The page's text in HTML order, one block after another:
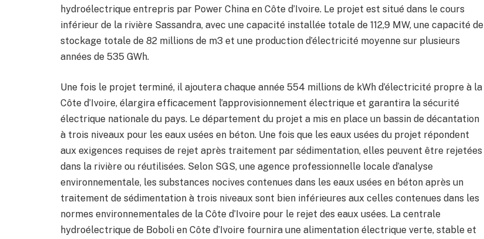
hydroélectrique entrepris par Power China en Côte d’Ivoire. Le projet est situé dans le cours
inférieur de la rivière Sassandra, avec une capacité installée totale de 112,9 MW, une capacité de
stockage totale de 82 millions de m3 et une production d’électricité moyenne sur plusieurs
années de 535 GWh.
Une fois le projet terminé, il ajoutera chaque année 554 millions de kWh d’électricité propre à la
Côte d’Ivoire, élargira efficacement l’approvisionnement électrique et garantira la sécurité
électrique nationale du pays. Le département du projet a mis en place un bassin de décantation
à trois niveaux pour les eaux usées en béton. Une fois que les eaux usées du projet répondent
aux exigences requises de rejet après traitement par sédimentation, elles peuvent être rejetées
dans la rivière ou réutilisées. Selon SGS, une agence professionnelle locale d’analyse
environnementale, les substances nocives contenues dans les eaux usées en béton après un
traitement de sédimentation à trois niveaux sont bien inférieures aux celles contenues dans les
normes environnementales de la Côte d’Ivoire pour le rejet des eaux usées. La centrale
hydroélectrique de Boboli en Côte d’Ivoire fournira une alimentation électrique verte, stable et